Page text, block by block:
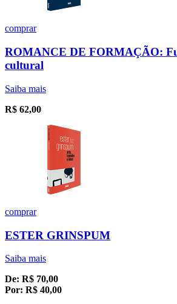
comprar
ROMANCE DE FORMAÇÃO:
cultural
Saiba mais
R$ 62,00
comprar
ESTER GRINSPUM
Saiba mais
De: R$ 70,00
Por: R$ 40,00